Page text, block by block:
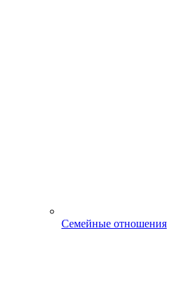
Семейные отношения